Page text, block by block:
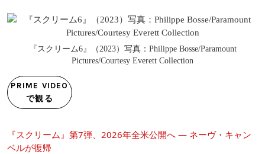
『スクリーム6』（2023）写真：Philippe Bosse/Paramount
Pictures/Courtesy Everett Collection
PRIME VIDEO
で観る
『スクリーム』第7弾、2026年全米公開へ ― ネーヴ・キャン
ベルが復帰